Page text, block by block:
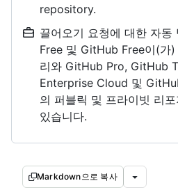
repository.
끌어오기 요청에 대한 자
Free 및 GitHub Free이(가
리와 GitHub Pro, GitHub
Enterprise Cloud 및
의 퍼블릭 및 프라이빗 리
있습니다.
Markdown으로 복사